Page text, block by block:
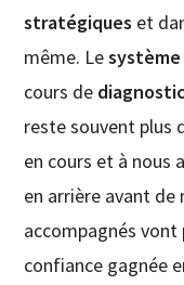
stratégiques et
même. Lesystème
cours de diagnostic
reste souvent plus
en cours et à nous
en arrière avant
accompagnés
confiance gagnée